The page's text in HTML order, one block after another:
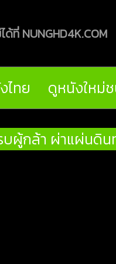
ที่ NUNGHD4K.COM
ไทย ดูหนังใหม่
ผู้กล้า ผ่าแผ่นดิน